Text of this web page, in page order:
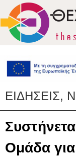
ΕΙΔΗΣΕΙΣ,
Ομάδα